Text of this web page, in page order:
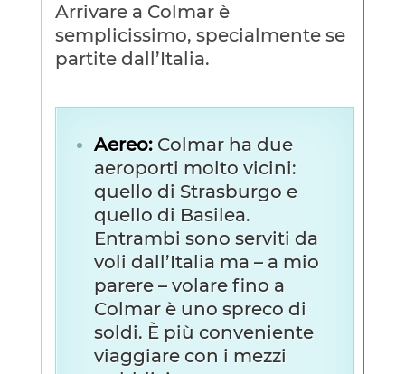
Arrivare a Colmar è
semplicissimo, specialmente se
partite dall’Italia.
Aereo:Colmar ha due
aeroporti molto vicini:
quello di Strasburgo e
quello di Basilea.
Entrambi sono serviti da
voli dall’Italia ma – a mio
parere – volare fino a
Colmar è uno spreco di
soldi. È più conveniente
viaggiare con i mezzi